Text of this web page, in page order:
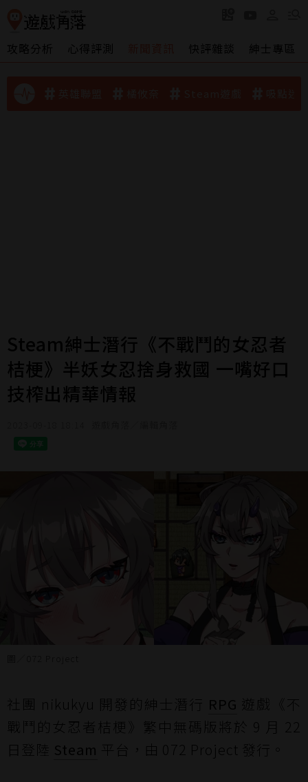
攻略分析 心得評測 快評雜談 紳士專區
Steam紳士潛行《不戰鬥的女忍者
桔梗》半妖女忍捨身救國 一嘴好口
技榨出精華情報
社團 nikukyu 開發的紳士潛行 RPG 遊戲《不
戰鬥的女忍者桔梗》繁中無碼版將於 9 月 22
日登陸 Steam 平台，由 072 Project 發行。